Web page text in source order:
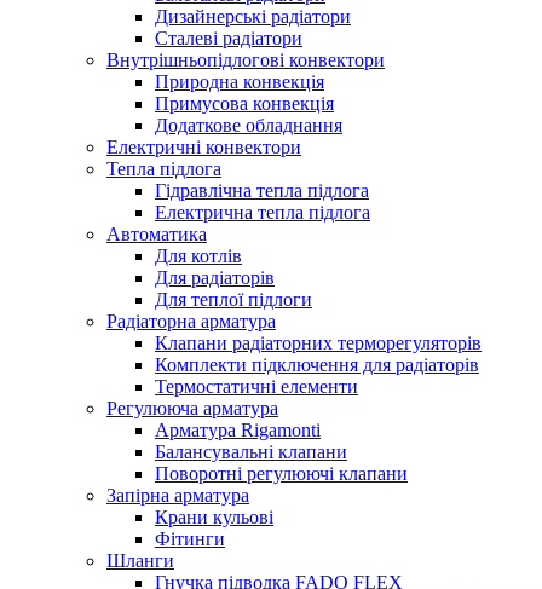
Дизайнерські радіатори
Сталеві радіатори
Внутрішньопідлогові конвектори
Природна конвекція
Примусова конвекція
Додаткове обладнання
Електричні конвектори
Тепла підлога
Гідравлічна тепла підлога
Електрична тепла підлога
Автоматика
Для котлів
Для радіаторів
Для теплої підлоги
Радіаторна арматура
Клапани радіаторних терморегуляторів
Комплекти підключення для радіаторів
Термостатичні елементи
Регулююча арматура
Арматура Rigamonti
Балансувальні клапани
Поворотні регулюючі клапани
Запірна арматура
Крани кульові
Фітинги
Шланги
Гнучка підводка FADO FLEX